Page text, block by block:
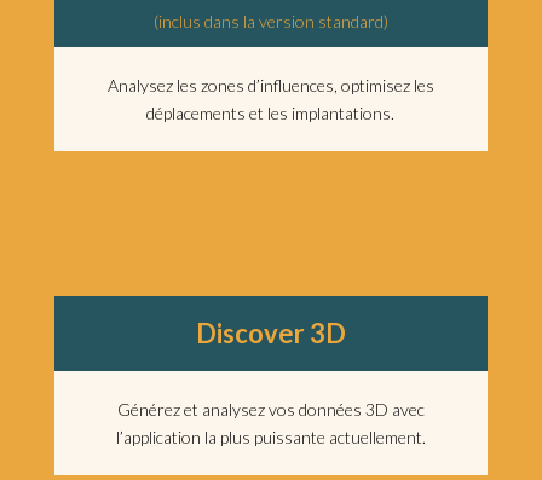
(inclus dans la version standard)
Analysez les zones d’influences, optimisez les
déplacements et les implantations.
Discover 3D
Générez et analysez vos données 3D avec
l’application la plus puissante actuellement.